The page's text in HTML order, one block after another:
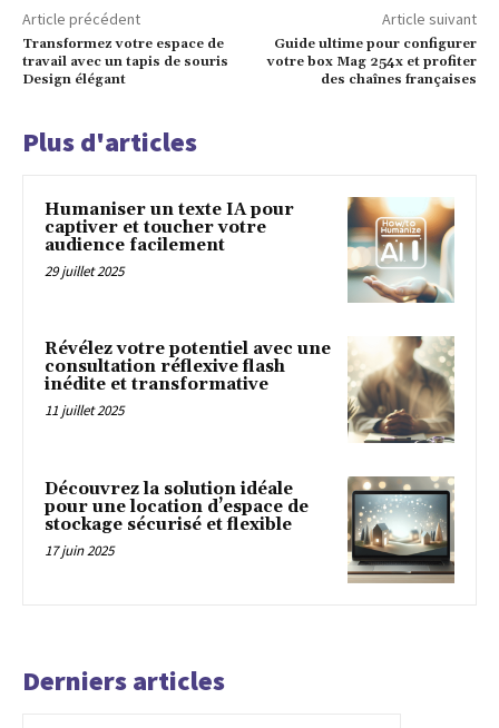
Article précédent
Transformez votre espace de
travail avec un tapis de souris
Design élégant
Article suivant
Guide ultime pour configurer
votre box Mag 254x et profiter
des chaînes françaises
Plus d'articles
Humaniser un texte IA pour
captiver et toucher votre
audience facilement
29 juillet 2025
Révélez votre potentiel avec une
consultation réflexive flash
inédite et transformative
11 juillet 2025
Découvrez la solution idéale
pour une location d’espace de
stockage sécurisé et flexible
17 juin 2025
Derniers articles